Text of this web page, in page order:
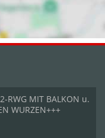
RWG MIT BALKON u.
WURZEN+++